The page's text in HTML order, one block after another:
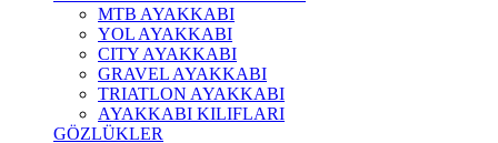
MTB AYAKKABI
YOL AYAKKABI
CITY AYAKKABI
GRAVEL AYAKKABI
TRIATLON AYAKKABI
AYAKKABI KILIFLARI
GÖZLÜKLER